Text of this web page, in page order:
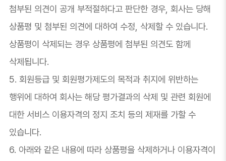
첨부된 의견이 공개 부적절하다고 판단한 경우, 회사는 당해
상품평 및 첨부된 의견에 대하여 수정, 삭제할 수 있습니다.
상품평이 삭제되는 경우 상품평에 첨부된 의견도 함께
삭제됩니다.
5. 회원등급 및 회원평가제도의 목적과 취지에 위반하는
행위에 대하여 회사는 해당 평가결과의 삭제 및 관련 회원에
대한 서비스 이용자격의 정지 조치 등의 제재를 가할 수
있습니다.
6. 아래와 같은 내용에 따라 상품평을 삭제하거나 이용자격이